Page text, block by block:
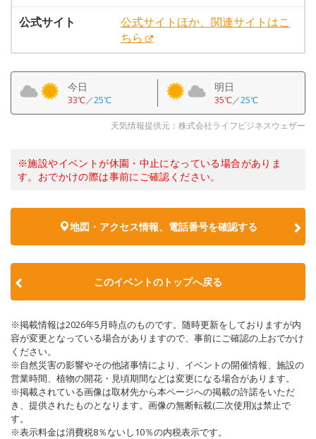
公式サイト
公式サイトほか、関連サイトはこ
ちら
今日
33℃／25℃
明日
35℃／25℃
天気情報提供元：株式会社ライフビジネスウェザー
※施設やイベントが休園・中止になっている場合がありま
す。おでかけの際は事前にご確認ください。
地図・アクセス情報、電話番号を確認する
このイベントのトップへ戻る
※掲載情報は2026年5月時点のものです。随時更新をしておりますが内
容が変更となっている場合がありますので、事前にご確認の上おでかけ
ください。
※自然災害の影響やその他諸事情により、イベントの開催情報、施設の
営業時間、植物の開花・見頃期間などは変更になる場合があります。
※掲載されている画像は取材先から本ページへの掲載の許諾をいただ
き、提供されたものとなります。画像の無断転載(二次使用)は禁止で
す。
※表示料金は消費税8％ないし10％の内税表示です。